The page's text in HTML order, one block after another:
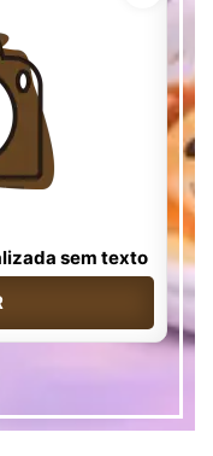
sem texto